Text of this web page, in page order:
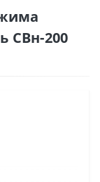
СВн-200